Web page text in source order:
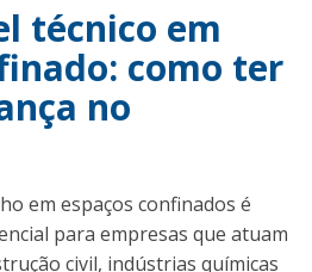
técnico em
como ter
no
em espaços confinados é
para empresas que atuam
civil, indústrias químicas